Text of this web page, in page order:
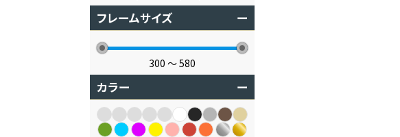
フレームサイズ ー
300 〜580
カラー ー